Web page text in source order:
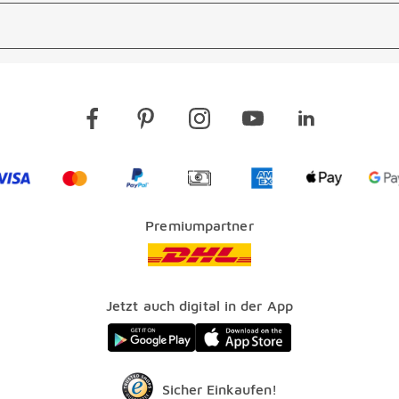
MastercardPayPal Vorkasse American Express
Apple Pay
Premiumpartner
Jetzt auch digital in der App
Sicher Einkaufen!